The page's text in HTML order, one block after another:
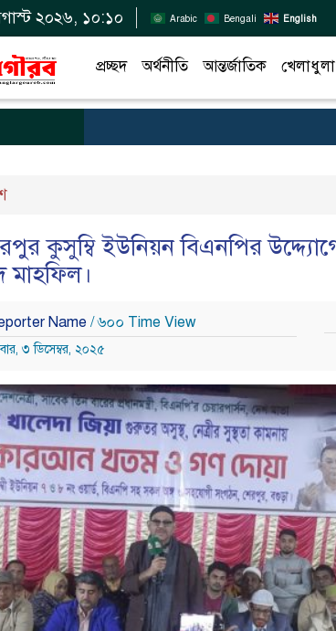
২০২৬, ১০:১০ Arabic Bengali English
প্রচ্ছদ অর্থনীতি আন্তর্জাতিক খেলাধুলা
কুসুম্বি ইউনিয়ন বিএনপির
মাহফিল।
Name / ৬০০ Time View
৩ ডিসেম্বর, ২০২৫